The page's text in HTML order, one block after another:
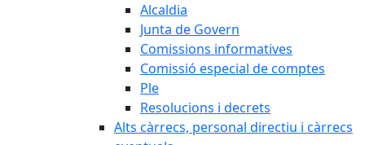
Alcaldia
Junta de Govern
Comissions informatives
Comissió especial de comptes
Ple
Resolucions i decrets
Alts càrrecs, personal directiu i càrrecs